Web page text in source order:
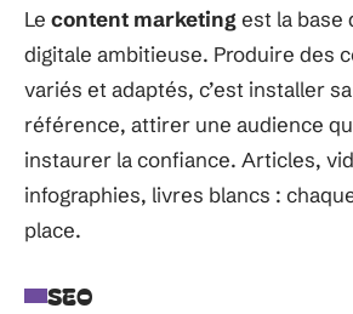
Le content marketing est la base
digitale ambitieuse. Produire des
variés et adaptés, c’est installer
référence, attirer une audience
instaurer la confiance. Articles,
infographies, livres blancs :
place.
SEO